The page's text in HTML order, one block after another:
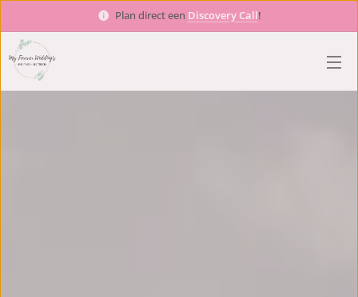
Plan direct een Discovery Call!